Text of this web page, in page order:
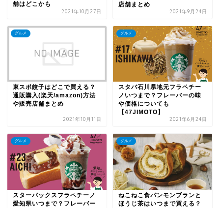
舗はどこかも
2021年10月27日
店舗まとめ
2021年9月24日
グルメ
東スポ餃子はどこで買える？
通販購入(楽天/amazon)方法
や販売店舗まとめ
2021年10月11日
グルメ
スタバ石川県地元フラペチー
ノいつまで？フレーバーの味
や価格についても
【47JIMOTO】
2021年6月24日
グルメ
スターバックスフラペチーノ
愛知県いつまで？フレーバー
グルメ
ねこねこ食パンモンブランと
ほうじ茶はいつまで買える？